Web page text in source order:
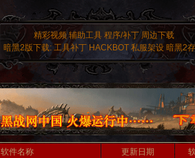
精彩视频 辅助工具 程序/补丁 周边下载
暗黑2版下载: 工具补丁 HACKBOT 私服架设 暗黑2
软件名称 更新日期